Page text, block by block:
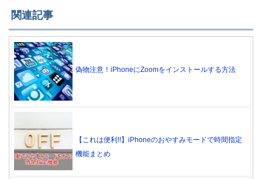
関連記事
偽物注意！iPhoneにZoomをインストールする方法
【これは便利!!】iPhoneのおやすみモードで時間指定
機能まとめ